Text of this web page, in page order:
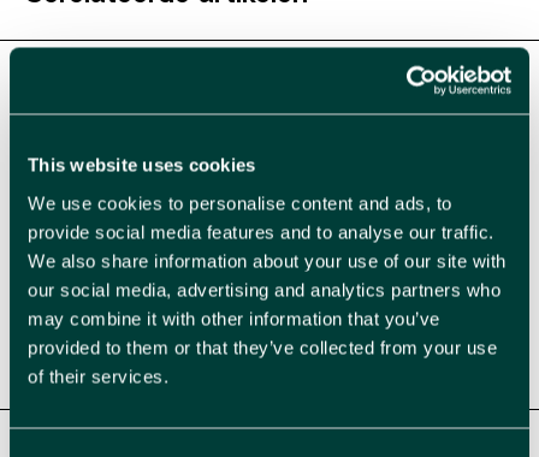
This website uses cookies
We use cookies to personalise content and ads, to
provide social media features and to analyse our traffic.
We also share information about your use of our site with
our social media, advertising and analytics partners who
may combine it with other information that you’ve
provided to them or that they’ve collected from your use
of their services.
Lego Serious Play: waarom strategie soms
letterlijk gebouwd moet worden